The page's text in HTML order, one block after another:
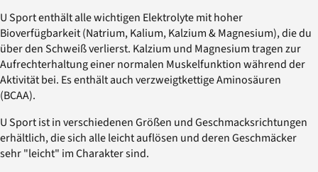
U Sport enthält alle wichtigen Elektrolyte mit hoher
Bioverfügbarkeit (Natrium, Kalium, Kalzium & Magnesium), die du
über den Schweiß verlierst. Kalzium und Magnesium tragen zur
Aufrechterhaltung einer normalen Muskelfunktion während der
Aktivität bei. Es enthält auch verzweigtkettige Aminosäuren
(BCAA).
U Sport ist in verschiedenen Größen und Geschmacksrichtungen
erhältlich, die sich alle leicht auflösen und deren Geschmäcker
sehr "leicht" im Charakter sind.